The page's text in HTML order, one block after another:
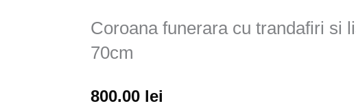
Coroana funerara cu trandafiri si
70cm
800.00 lei